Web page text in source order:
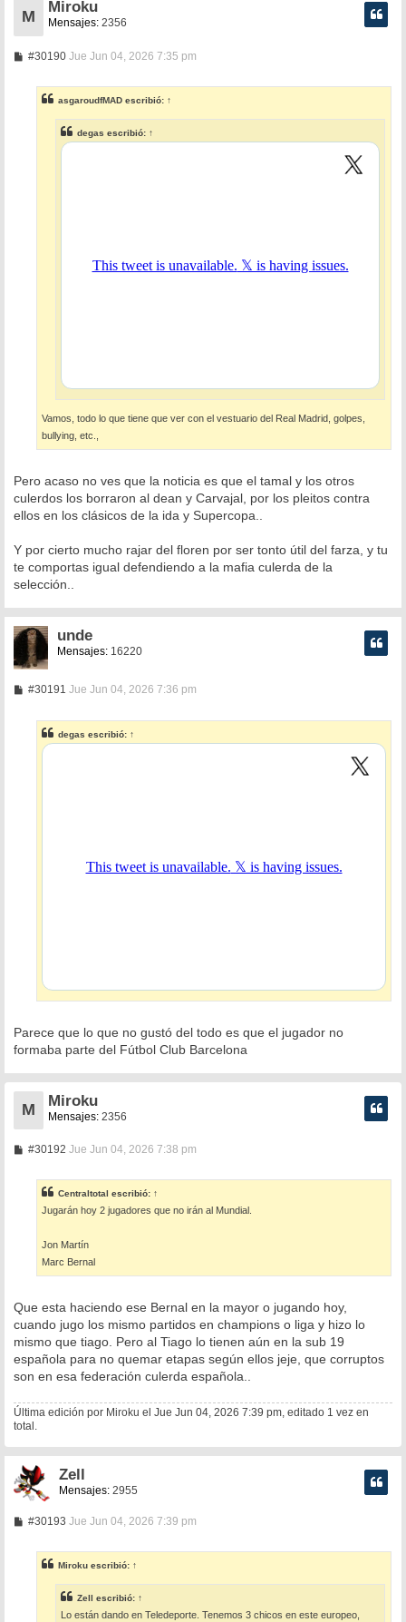
M
Miroku
Mensajes: 2356
#30190M
a
j
e
Jue Jun 04, 2026 7:35 pm
asgaroudfMAD escribió: ↑
degas escribió: ↑
Vamos, todo lo que tiene que ver con el vestuario del Real Madrid, golpes,
bullying, etc.,
Pero acaso no ves que la noticia es que el tamal y los otros
culerdos los borraron al dean y Carvajal, por los pleitos contra
ellos en los clásicos de la ida y Supercopa..
Y por cierto mucho rajar del floren por ser tonto útil del farza, y tu
te comportas igual defendiendo a la mafia culerda de la
selección..
unde
Mensajes:16220
#30191 M
a
Jue Jun 04, 2026 7:36 pm
degas escribió: ↑
Parece que lo que no gustó del todo es que el jugador no
formaba parte del Fútbol Club Barcelona
M
Miroku
Mensajes: 2356
#30192M
a
j
Jue Jun 04, 2026 7:38 pm
Centraltotal escribió: ↑
Jugarán hoy 2 jugadores que no irán al Mundial.
Jon Martín
Marc Bernal
Que esta haciendo ese Bernal en la mayor o jugando hoy,
cuando jugo los mismo partidos en champions o liga y hizo lo
mismo que tiago. Pero al Tiago lo tienen aún en la sub 19
española para no quemar etapas según ellos jeje, que corruptos
son en esa federación culerda española..
Última edición por Miroku el Jue Jun 04, 2026 7:39 pm, editado 1 vez en
total.
Zell
Mensajes: 2955
#30193M
a
j
e
Jue Jun 04, 2026 7:39 pm
Miroku escribió: ↑
Zell escribió: ↑
Lo están dando en Teledeporte. Tenemos 3 chicos en este europeo,